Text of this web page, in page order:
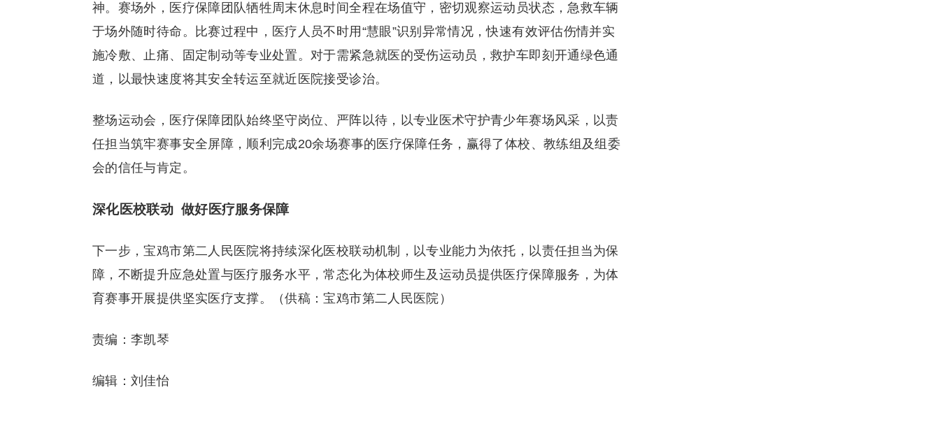
神。赛场外，医疗保障团队牺牲周末休息时间全程在场值守，密切观察运动员状态，急救车辆
于场外随时待命。比赛过程中，医疗人员不时用“慧眼”识别异常情况，快速有效评估伤情并实
施冷敷、止痛、固定制动等专业处置。对于需紧急就医的受伤运动员，救护车即刻开通绿色通
道，以最快速度将其安全转运至就近医院接受诊治。
整场运动会，医疗保障团队始终坚守岗位、严阵以待，以专业医术守护青少年赛场风采，以责
任担当筑牢赛事安全屏障，顺利完成20余场赛事的医疗保障任务，赢得了体校、教练组及组委
会的信任与肯定。
深化医校联动 做好医疗服务保障
下一步，宝鸡市第二人民医院将持续深化医校联动机制，以专业能力为依托，以责任担当为保
障，不断提升应急处置与医疗服务水平，常态化为体校师生及运动员提供医疗保障服务，为体
育赛事开展提供坚实医疗支撑。（供稿：宝鸡市第二人民医院）
责编：李凯琴
编辑：刘佳怡